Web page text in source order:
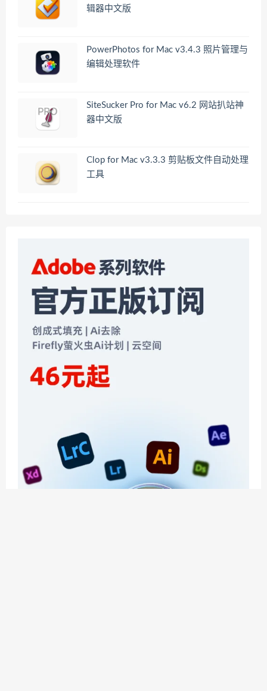
辑器中文版
PowerPhotos for Mac v3.4.3 照片管理与
编辑处理软件
SiteSucker Pro for Mac v6.2 网站扒站神
器中文版
Clop for Mac v3.3.3 剪贴板文件自动处理
工具